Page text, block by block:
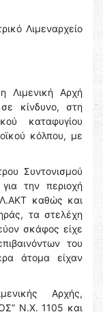
Λιμεναρχείο
Λιμενική Αρχή
κίνδυνο, στη
καταφυγίου
κόλπου, με
Συντονισμού
την περιοχή
καθώς και
τα στελέχη
σκάφος είχε
του
άτομα είχαν
Αρχής,
Ν.Χ. 1105 και